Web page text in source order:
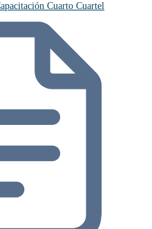
Cuarto Cuartel